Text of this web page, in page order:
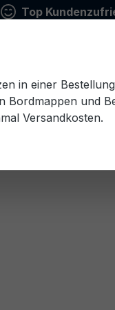
Top
Griechisch
in einer
Bordmappen und
Versandkosten.